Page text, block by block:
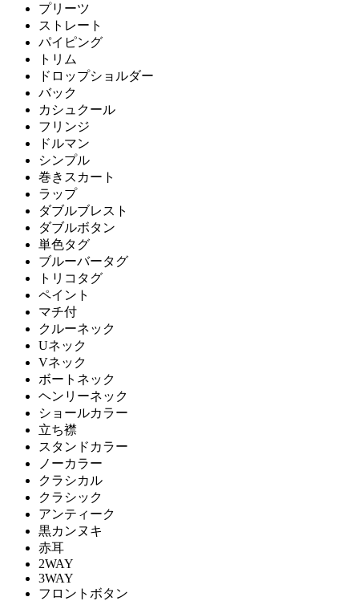
プリーツ
ストレート
パイピング
トリム
ドロップショルダー
バック
カシュクール
フリンジ
ドルマン
シンプル
巻きスカート
ラップ
ダブルブレスト
ダブルボタン
単色タグ
ブルーバータグ
トリコタグ
ペイント
マチ付
クルーネック
Uネック
Vネック
ボートネック
ヘンリーネック
ショールカラー
立ち襟
スタンドカラー
ノーカラー
クラシカル
クラシック
アンティーク
黒カンヌキ
赤耳
2WAY
3WAY
フロントボタン